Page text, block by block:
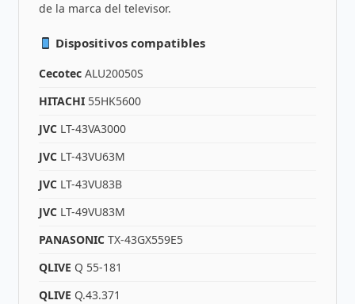
de la marca del televisor.
Dispositivos compatibles
Cecotec ALU20050S
HITACHI 55HK5600
JVC LT-43VA3000
JVC LT-43VU63M
JVC LT-43VU83B
JVC LT-49VU83M
PANASONIC TX-43GX559E5
QLIVE Q 55-181
QLIVE Q.43.371